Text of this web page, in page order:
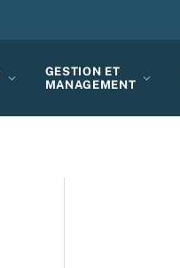
GESTION ET
MANAGEMENT